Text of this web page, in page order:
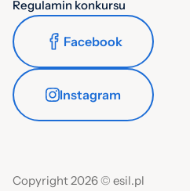
Regulamin konkursu
Facebook
Instagram
Copyright 2026 © esil.pl